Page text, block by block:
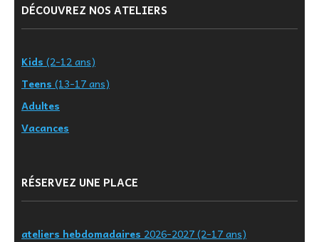
DÉCOUVREZ NOS ATELIERS
Kids (2-12 ans)
Teens (13-17 ans)
Adultes
Vacances
RÉSERVEZ UNE PLACE
ateliers hebdomadaires 2026-2027 (2-17 ans)